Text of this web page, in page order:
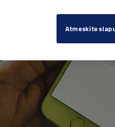
Atmeskite